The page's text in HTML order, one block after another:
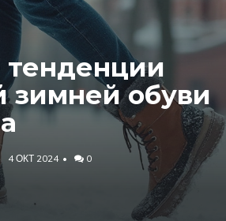
зимней обуви
4 ОКТ 2024 0